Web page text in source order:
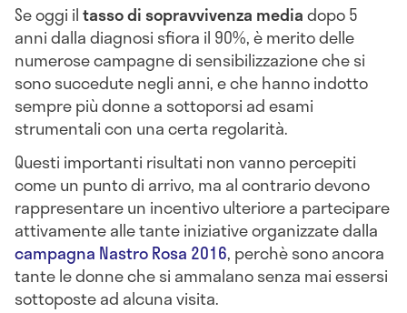
Se oggi iltasso di sopravvivenza mediadopo 5
anni dalla diagnosi sfiora il 90%, è merito delle
numerose campagne di sensibilizzazione che si
sono succedute negli anni, e che hanno indotto
sempre più donne a sottoporsi ad esami
strumentali con una certa regolarità.
Questi importanti risultati non vanno percepiti
come un punto di arrivo, ma al contrario devono
rappresentare un incentivo ulteriore a partecipare
attivamente alle tante iniziative organizzate dalla
campagna Nastro Rosa 2016, perchè sono ancora
tante le donne che si ammalano senza mai essersi
sottoposte ad alcuna visita.